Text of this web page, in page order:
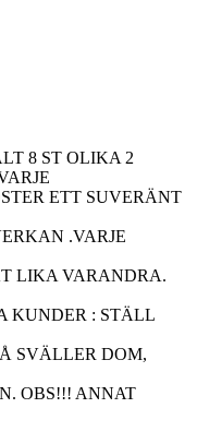
8 ST OLIKA 2
ETT SUVERÄNT
.VARJE
LIKA VARANDRA.
KUNDER : STÄLL
SVÄLLER DOM,
OBS!!! ANNAT